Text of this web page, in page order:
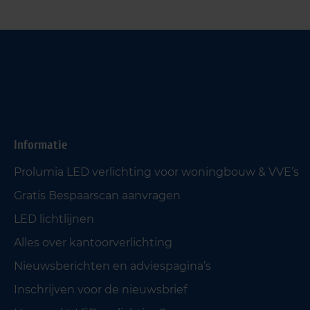
Informatie
Prolumia LED verlichting voor woningbouw & VVE’s
Gratis Bespaarscan aanvragen
LED lichtlijnen
Alles over kantoorverlichting
Nieuwsberichten en adviespagina’s
Inschrijven voor de nieuwsbrief